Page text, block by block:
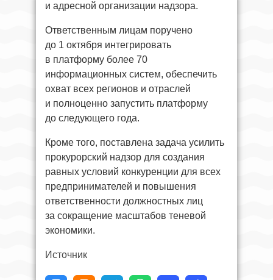
и адресной организации надзора.
Ответственным лицам поручено
до 1 октября интегрировать
в платформу более 70
информационных систем, обеспечить
охват всех регионов и отраслей
и полноценно запустить платформу
до следующего года.
Кроме того, поставлена задача усилить
прокурорский надзор для создания
равных условий конкуренции для всех
предпринимателей и повышения
ответственности должностных лиц
за сокращение масштабов теневой
экономики.
Источник